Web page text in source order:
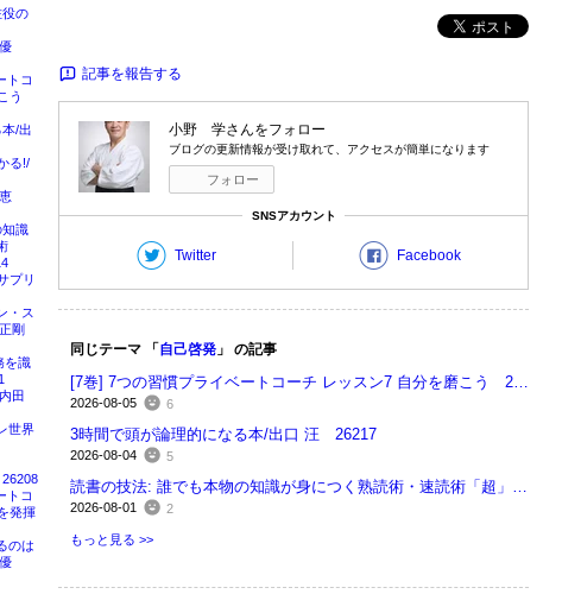
役の
優
トコ
う
/出
る!/
恵
知識
プリ
・ス
正剛
識
田
世界
トコ
発揮
のは
優
ポスト
記事を報告する
小野 学さんをフォロー
ブログの更新情報が受け取れて、アクセスが簡単になります
フォロー
SNSアカウント
Twitter Facebook
同じテーマ 「 自己啓発 」 の記事
[7巻] 7つの習慣プライベートコーチ レッスン7 自分を磨こう 26218
2026-08-05 6
3時間で頭が論理的になる本/出口 汪 26217
2026-08-04 5
読書の技法: 誰でも本物の知識が身につく熟読術・速読術「超」入門/佐藤優 26214
2026-08-01 2
もっと見る >>